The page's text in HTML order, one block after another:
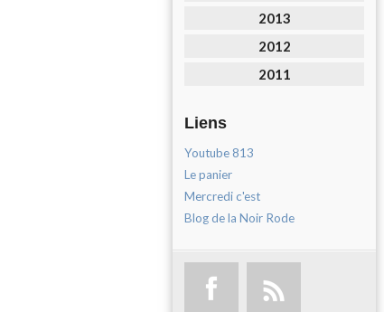
2013
2012
2011
Liens
Youtube 813
Le panier
Mercredi c'est
Blog de la Noir Rode